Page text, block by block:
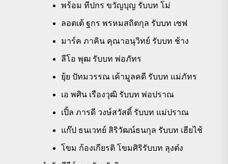
พร้อม ทีปกร ขวัญบุญ รับบท โม่
ลอตเต้ ฐกร พรหมสถิตกุล รับบท เซฟ
มาร์ค ภาคิน คุณาอนุวิทย์ รับบท ช้าง
ลีโอ พุฒ รับบท พ่อภัทร
ยุ้ย ปัทมวรรณ เค้ามูลคดี รับบท แม่ภัทร
เอ พศิน เรืองวุฒิ รับบท พ่อปราณ
เปิ้ล ภารดี วงษ์สวัสดิ์ รับบท แม่ปราณ
แก๊ป ธนเวทย์ สิริวัฒน์ธนกุล รับบท เฮียไช้
โขม ก้องเกียรติ โขมศิริรับบท ลุงต๋ง